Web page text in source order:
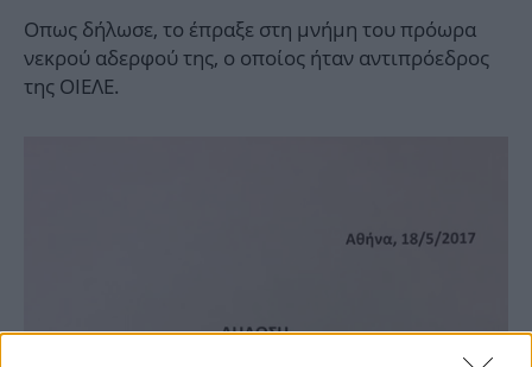
Οπως δήλωσε, το έπραξε στη μνήμη του πρόωρα
νεκρού αδερφού της, ο οποίος ήταν αντιπρόεδρος
της ΟΙΕΛΕ.